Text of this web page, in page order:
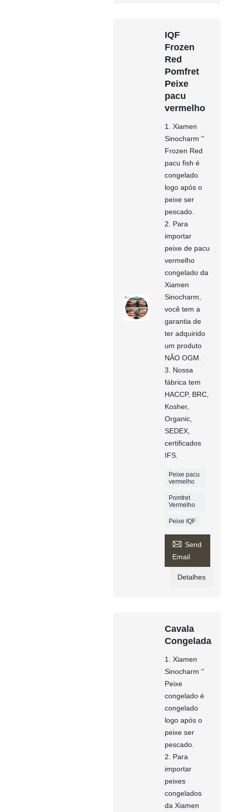
IQF
Frozen
Red
Pomfret
Peixe
pacu
vermelho
1. Xiamen
Sinocharm ''
Frozen Red
pacu fish é
congelado
logo após o
peixe ser
pescado.
2. Para
importar
peixe de pacu
vermelho
congelado da
Xiamen
Sinocharm,
você tem a
garantia de
ter adquirido
um produto
NÃO OGM.
3. Nossa
fábrica tem
HACCP, BRC,
Kosher,
Organic,
SEDEX,
certificados
IFS.
Peixe pacu
vermelho
Pomfret
Vermelho
Peixe IQF
 Send
Email
Detalhes
Cavala
Congelada
1. Xiamen
Sinocharm ''
Peixe
congelado é
congelado
logo após o
peixe ser
pescado.
2. Para
importar
peixes
congelados
da Xiamen